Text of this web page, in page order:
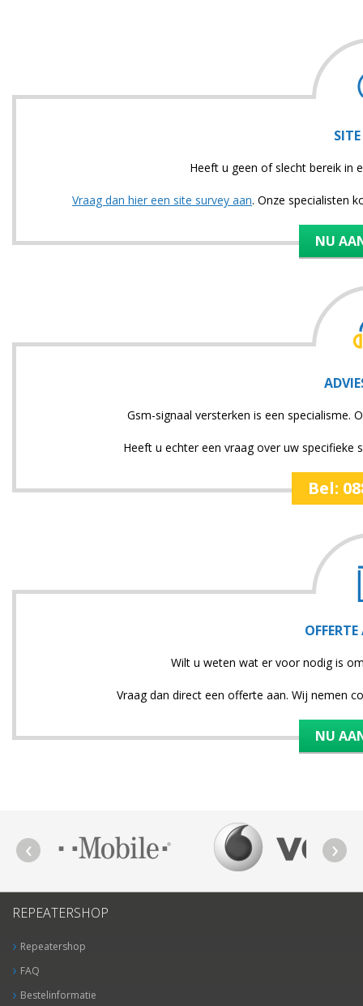
Heeft u geen of slecht bereik in
Vraag dan hier een site survey aan. Onze specialisten
NU
Gsm-signaal versterken is een specialisme.
Heeft u echter een vraag over uw specifieke
Bel:
Wilt u weten wat er voor nodig is
Vraag dan direct een offerte aan. Wij nemen
NU
REPEATERSHOP
Repeatershop
FAQ
Bestelinformatie